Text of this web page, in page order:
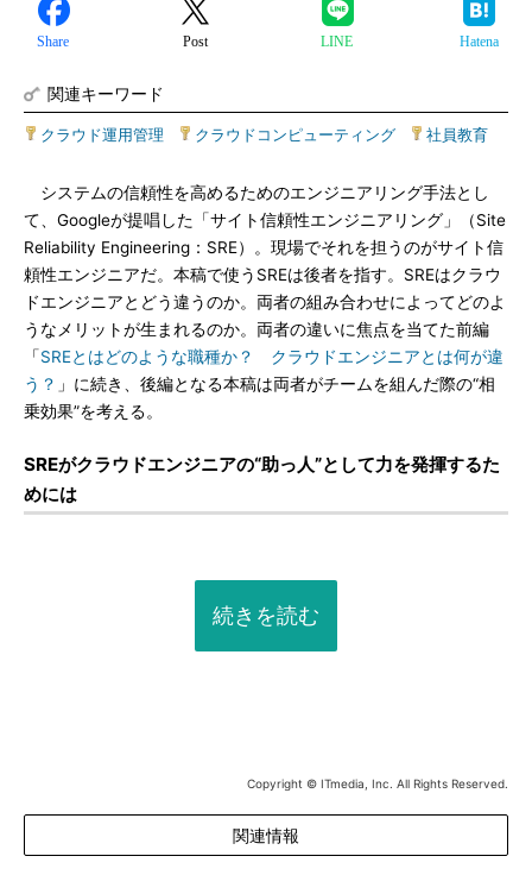
Share Post LINE Hatena
関連キーワード
クラウド運用管理 クラウドコンピューティング 社員教育
システムの信頼性を高めるためのエンジニアリング手法とし
て、Googleが提唱した「サイト信頼性エンジニアリング」（Site
Reliability Engineering：SRE）。現場でそれを担うのがサイト信
頼性エンジニアだ。本稿で使うSREは後者を指す。SREはクラウ
ドエンジニアとどう違うのか。両者の組み合わせによってどのよ
うなメリットが生まれるのか。両者の違いに焦点を当てた前編
「SREとはどのような職種か？ クラウドエンジニアとは何が違
う？ 」に続き、後編となる本稿は両者がチームを組んだ際の“相
乗効果”を考える。
SREがクラウドエンジニアの“助っ人”として力を発揮するた
めには
続きを読む
Copyright © ITmedia, Inc. All Rights Reserved.
関連情報